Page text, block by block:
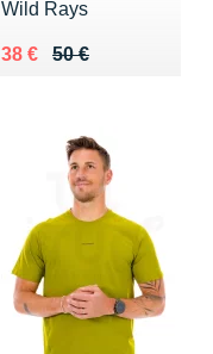
Wild Rays
50 €
Au lieu de 50 €
38 €
Vendu 38 €